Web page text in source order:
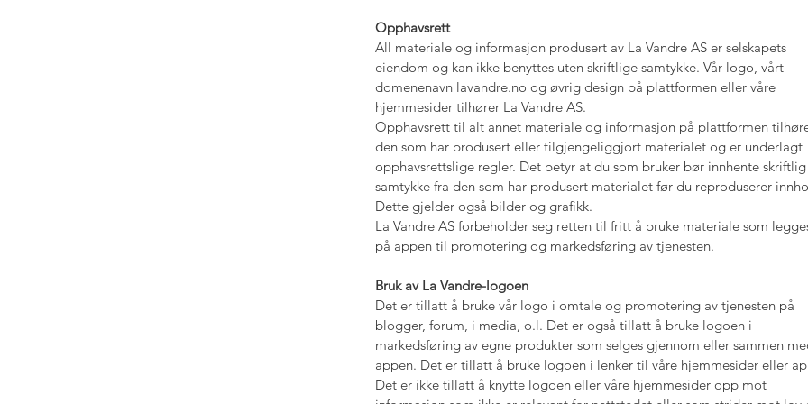
Opphavsrett
All materiale og informasjon produsert av La Vandre AS er selskapets
eiendom og kan ikke benyttes uten skriftlige samtykke. Vår logo, vårt
domenenavn lavandre.no og øvrig design på plattformen eller våre
hjemmesider tilhører La Vandre AS.
Opphavsrett til alt annet materiale og informasjon på plattformen
den som har produsert eller tilgjengeliggjort materialet og er underlagt
opphavsrettslige regler. Det betyr at du som bruker bør innhente skriftlig
samtykke fra den som har produsert materialet før du reproduserer
Dette gjelder også bilder og grafikk.
La Vandre AS forbeholder seg retten til fritt å bruke materiale som
på appen til promotering og markedsføring av tjenesten.
Bruk av La Vandre-logoen
Det er tillatt å bruke vår logo i omtale og promotering av tjenesten på
blogger, forum, i media, o.l. Det er også tillatt å bruke logoen i
markedsføring av egne produkter som selges gjennom eller sammen
appen. Det er tillatt å bruke logoen i lenker til våre hjemmesider eller
Det er ikke tillatt å knytte logoen eller våre hjemmesider opp mot